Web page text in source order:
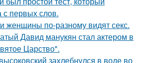
с первых слов.
женщины по-разному видят секс.
Давид манукян стал актером в
Царство".
захлебнулся в воде во